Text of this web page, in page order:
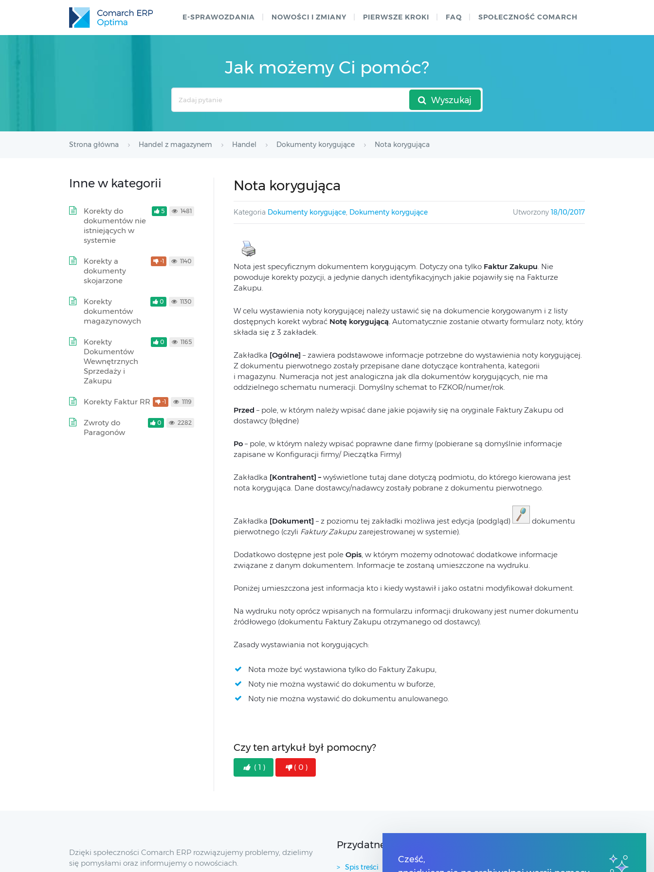
E-SPRAWOZDANIA NOWOŚCI I ZMIANY PIERWSZE KROKI FAQ SPOŁECZNOŚĆ COMARCH
Jak możemy Ci pomóc?
Wyszukaj
Strona główna Handel z magazynem Handel Dokumenty korygujące Nota korygująca
Nota korygująca
Kategoria Dokumenty korygujące, Dokumenty korygujące Utworzony 18/10/2017
Nota jest specyficznym dokumentem korygującym. Dotyczy ona tylko Faktur Zakupu. Nie
powoduje korekty pozycji, a jedynie danych identyfikacyjnych jakie pojawiły się na Fakturze
Zakupu.
W celu wystawienia noty korygującej należy ustawić się na dokumencie korygowanym i z listy
dostępnych korekt wybrać Notę korygującą.Automatycznie zostanie otwarty formularz noty, który
składa się z 3 zakładek.
Zakładka [Ogólne] – zawiera podstawowe informacje potrzebne do wystawienia noty korygującej.
Z dokumentu pierwotnego zostały przepisane dane dotyczące kontrahenta, kategorii
i magazynu. Numeracja not jest analogiczna jak dla dokumentów korygujących, nie ma
oddzielnego schematu numeracji. Domyślny schemat to FZKOR/numer/rok.
Przed – pole, w którym należy wpisać dane jakie pojawiły się na oryginale Faktury Zakupu od
dostawcy (błędne)
Po– pole, w którym należy wpisać poprawne dane firmy (pobierane są domyślnie informacje
zapisane w Konfiguracji firmy/ Pieczątka Firmy)
Zakładka [Kontrahent] – wyświetlone tutaj dane dotyczą podmiotu, do którego kierowana jest
nota korygująca. Dane dostawcy/nadawcy zostały pobrane z dokumentu pierwotnego.
Zakładka [Dokument] – z poziomu tej zakładki możliwa jest edycja (podgląd)
dokumentu
pierwotnego (czyli Faktury Zakupuzarejestrowanej w systemie).
Dodatkowo dostępne jest pole Opis, w którym możemy odnotować dodatkowe informacje
związane z danym dokumentem. Informacje te zostaną umieszczone na wydruku.
Poniżej umieszczona jest informacja kto i kiedy wystawił i jako ostatni modyfikował dokument.
Na wydruku noty oprócz wpisanych na formularzu informacji drukowany jest numer dokumentu
źródłowego (dokumentu Faktury Zakupu otrzymanego od dostawcy).
Zasady wystawiania not korygujących:
Nota może być wystawiona tylko do Faktury Zakupu,
Noty nie można wystawić do dokumentu w buforze,
Noty nie można wystawić do dokumentu anulowanego.
Czy ten artykuł był pomocny?
( 1 ) ( 0 )
Inne w kategorii
Korekty do
dokumentów nie
istniejących w
systemie
5 1481
Korekty a
dokumenty
skojarzone
-1 1140
Korekty
dokumentów
magazynowych
0 1130
Korekty
Dokumentów
Wewnętrznych
Sprzedaży i
Zakupu
0 1165
Korekty Faktur RR -1 1119
Zwroty do
Paragonów
0 2282
Dzięki społeczności Comarch ERP rozwiązujemy problemy, dzielimy
się pomysłami oraz informujemy o nowościach.
Przydatne linki
Spis treści
Cześć,